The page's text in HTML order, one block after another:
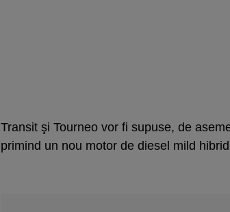
Transit şi Tourneo vor fi supuse, de
primind un nou motor de diesel mild